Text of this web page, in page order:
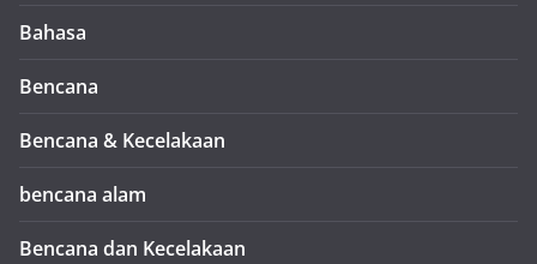
Bahasa
Bencana
Bencana & Kecelakaan
bencana alam
Bencana dan Kecelakaan